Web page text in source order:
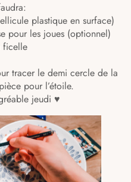
plastique en surface)
pour les joues (optionnel)
ficelle
tracer le demi cercle de la
pour l’étoile.
jeudi ♥